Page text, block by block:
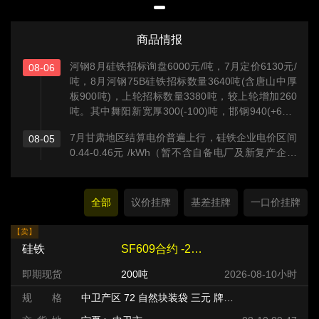
商品情报
08-06
河钢8月硅铁招标询盘6000元/吨，7月定价6130元/
吨，8月河钢75B硅铁招标数量3640吨(含唐山中厚
板900吨)，上轮招标数量3380吨，较上轮增加260
吨。其中舞阳新宽厚300(-100)吨，邯钢940(+600)
宣高科400(-)吨，唐山中厚板900(-)吨。
08-05
7月甘肃地区结算电价普遍上行，硅铁企业电价区间
0.44-0.46元 /kWh（暂不含自备电厂及新复产企业
全部
议价挂牌 基差挂牌 一口价挂牌
【卖】
硅铁 SF609合约 -220 元/吨
即期现货 200吨 2026-08-10小时
规 格
中卫产区 72 自然块装袋 三元 牌号:FeSi75~B粒度等级/mm